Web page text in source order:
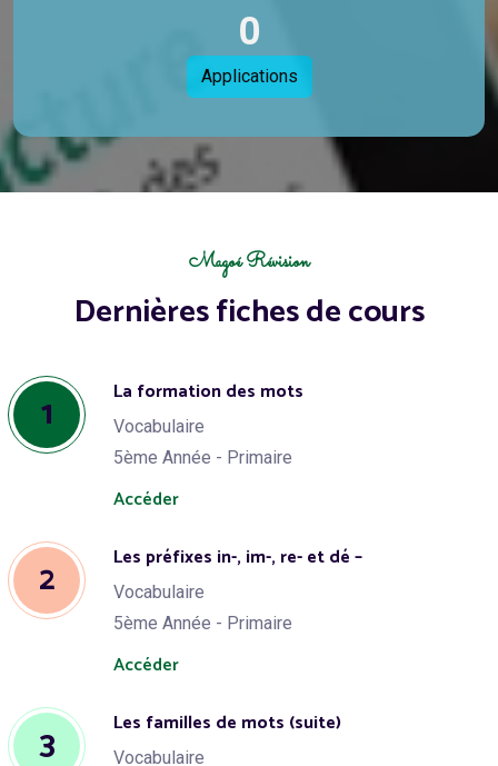
0
Applications
Magoé Révision
Dernières fiches de cours
1 La formation des mots
Vocabulaire
5ème Année - Primaire
Accéder
2 Les préfixes in-, im-, re- et dé –
Vocabulaire
5ème Année - Primaire
Accéder
3 Les familles de mots (suite)
Vocabulaire